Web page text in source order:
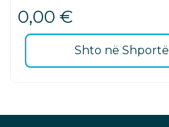
0,00 €
Shto në Shportë